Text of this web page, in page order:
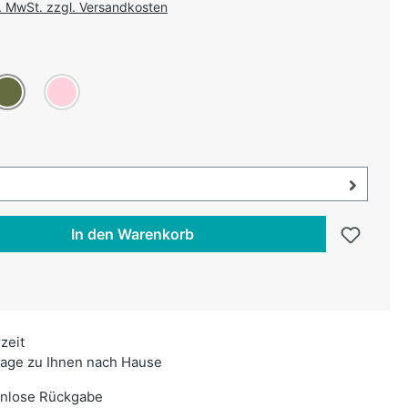
MwSt. zzgl. Versandkosten
ist zurzeit nicht verfügbar.)
Oliv Rosa
öffnen, aktuell ausgewählt:
In den Warenkorb
zu Ihnen nach Hause
Rückgabe